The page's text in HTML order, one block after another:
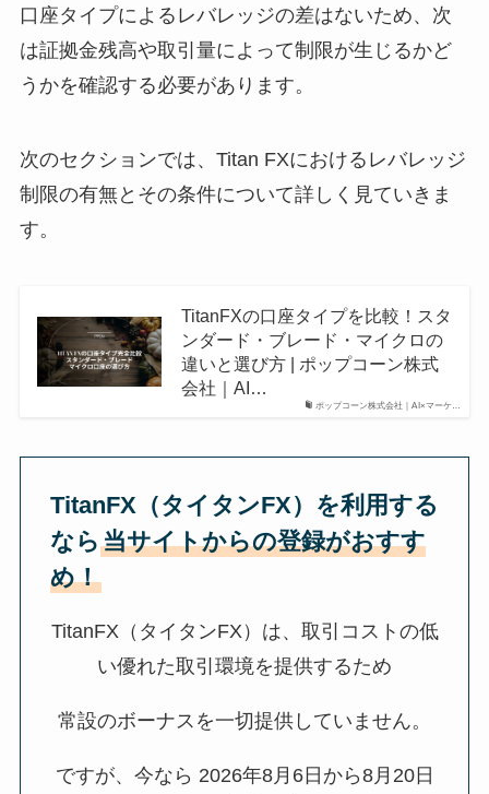
口座タイプによるレバレッジの差はないため、次
は証拠金残高や取引量によって制限が生じるかど
うかを確認する必要があります。
次のセクションでは、Titan FXにおけるレバレッジ
制限の有無とその条件について詳しく見ていきま
す。
ポップコーン株式会社｜AI×マーケ…
TitanFXの口座タイプを比較！スタ
ンダード・ブレード・マイクロの
違いと選び方 | ポップコーン株式
会社｜AI…
TitanFX（タイタンFX）を利用する
なら当サイトからの登録がおすす
め！
TitanFX（タイタンFX）は、取引コストの低
い優れた取引環境を提供するため
常設のボーナスを一切提供していません。
ですが、今なら 2026年8月6日から8月20日